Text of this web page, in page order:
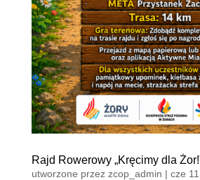
Rajd Rowerowy „Kręcimy dla
utworzone przez zcop_admin | cze